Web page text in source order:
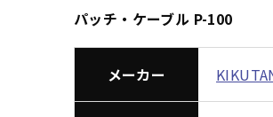
パッチ・ケーブル P-100
メーカー